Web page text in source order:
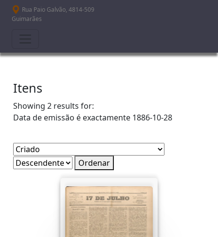
Passar para o conteúdo principal
Rua Paio Galvão, 4814-509
Guimarães
Itens
Showing 2 results for:
Data de emissão é exactamente 1886-10-28
Ordenar